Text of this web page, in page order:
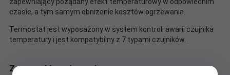
czasie, a tym samym obniżenie kosztów ogrzewania.
Termostat jest wyposażony w system kontroli awarii czujnika
temperatury i jest kompatybilny z 7 typami czujników.
Zawartość opakowania: